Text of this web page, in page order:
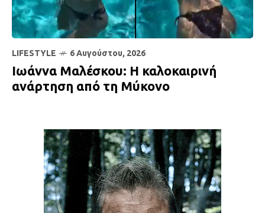
LIFESTYLE 6 Αυγούστου, 2026
Ιωάννα Μαλέσκου: Η καλοκαιρινή
ανάρτηση από τη Μύκονο